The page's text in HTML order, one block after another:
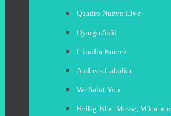
Quadro Nuevo Live
Django Asül
Claudia Koreck
Andreas Gabalier
We Salut You
Heilig-Blut-Messe, München